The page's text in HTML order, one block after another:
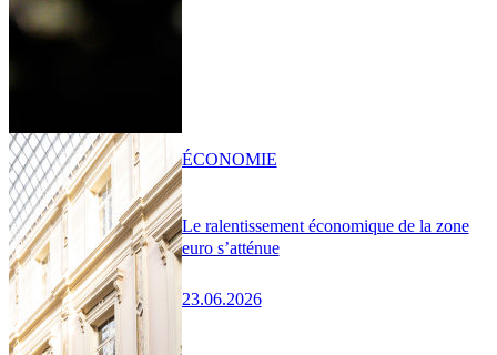
Le ralentissement économique de la zone
euro s’atténue
23.06.2026
ÉCONOMIE